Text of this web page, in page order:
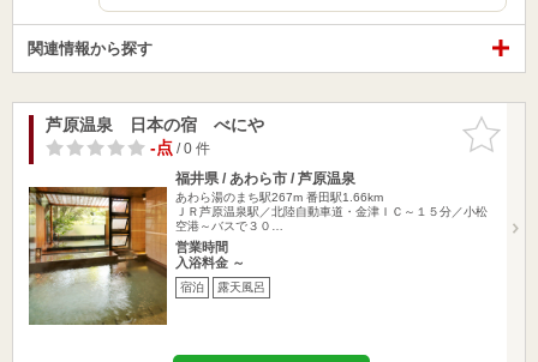
関連情報から探す
お気に入
りに追加
芦原温泉 日本の宿 べにや
-点/ 0 件
福井県 / あわら市 / 芦原温泉
あわら湯のまち駅267m 番田駅1.66km
ＪＲ芦原温泉駅／北陸自動車道・金津ＩＣ～１５分／小松
空港～バスで３０…
営業時間
入浴料金 ～
宿泊 露天風呂